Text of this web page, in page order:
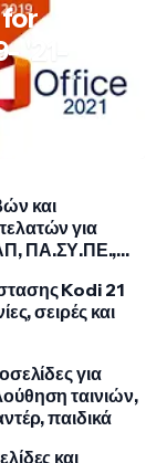
for
'21-
και
για
ΠΑ.ΣΥ.ΠΕ.,
VODAFONE
Kodi 21
σειρές και
για
ταινιών,
παιδικά
και